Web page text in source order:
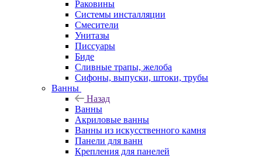
Раковины
Системы инсталляции
Смесители
Унитазы
Писсуары
Биде
Сливные трапы, желоба
Сифоны, выпуски, штоки, трубы
Ванны
Назад
Ванны
Акриловые ванны
Ванны из искусственного камня
Панели для ванн
Крепления для панелей